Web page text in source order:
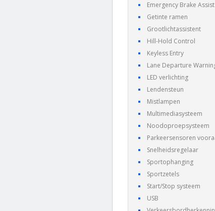
Emergency Brake Assist
Getinte ramen
Grootlichtassistent
Hill-Hold Control
Keyless Entry
Lane Departure
LED verlichting
Lendensteun
Mistlampen
Multimediasysteem
Noodoproepsysteem
Parkeersensoren
Snelheidsregelaar
Sportophanging
Sportzetels
Start/Stop systeem
USB